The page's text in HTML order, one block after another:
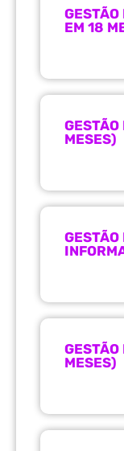
MESES)
GESTÃO
GESTÃO
MESES)
GESTÃO
EM 18